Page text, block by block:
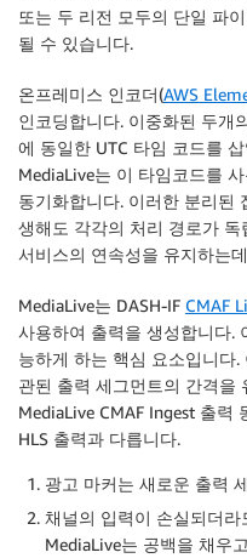
또는 두 리전 모두의 단일 파
될 수 있습니다.
온프레미스 인코더(AWS
인코딩합니다. 이중화된 두개
에 동일한 UTC 타임 코드를
MediaLive는 이 타임코드를
동기화합니다. 이러한 분리된
생해도 각각의 처리 경로가
서비스의 연속성을 유지하는
MediaLive는 DASH-IF CMAF
사용하여 출력을 생성합니다.
능하게 하는 핵심 요소입니다
관된 출력 세그먼트의 간격을
MediaLive CMAF Ingest 출력
HLS 출력과 다릅니다.
광고 마커는 새로운 출력
채널의 입력이 손실되더
MediaLive는 공백을 채우